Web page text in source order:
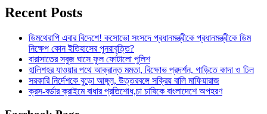
Recent Posts
ডিমথেরাপি এবার বিদেশে! কসোভো সংসদে প্রধানমন্ত্রীকে প্রধানমন্ত্রীকে ডিম
নিক্ষেপ কোন ইতিহাসের পুনরাবৃত্তি?
বারাসাতের সবুজ ঘাসে ফুল ফোটালো পুলিশ
হালিশহর যাওয়ার পথে আক্রান্ত মমতা, বিক্ষোভ প্রদর্শন, গাড়িতে কাদা ও ঢিল
সরকারি নির্দেশকে বুড়ো আঙ্গুল, উত্তরবঙ্গে সক্রিয় বালি মাফিয়ারাজ
ক্রস-বর্ডার ক্রাইমে বাধার প্রতিশোধ,চা চাষিকে বাংলাদেশে অপহরণ